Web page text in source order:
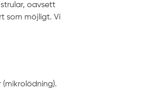
oavsett
som möjligt. Vi